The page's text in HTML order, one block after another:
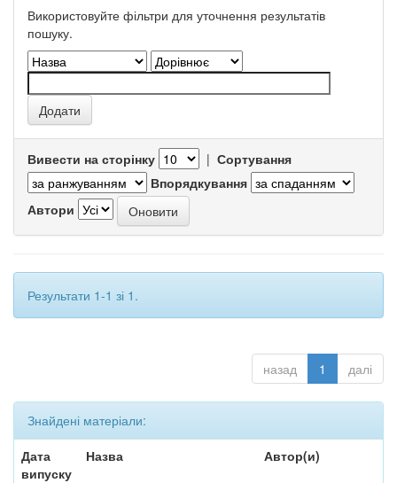
Використовуйте фільтри для уточнення результатів
пошуку.
Вивести на сторінку | Сортування
Впорядкування
Автори
Результати 1-1 зі 1.
назад 1 далі
Знайдені матеріали:
Дата
випуску
Назва Автор(и)